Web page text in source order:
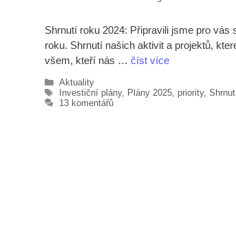
Shrnutí roku 2024: Připravili jsme pro vás
roku. Shrnutí našich aktivit a projektů,
všem, kteří nás … číst více
Rubriky
Aktuality
Štítky
Investiční plány, Plány 2025, priority,
13 komentářů